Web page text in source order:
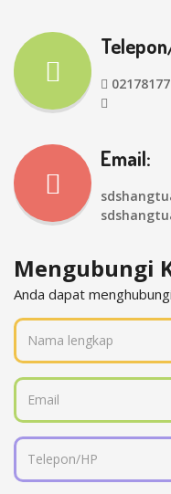
Email:
Mengubungi
Anda dapat